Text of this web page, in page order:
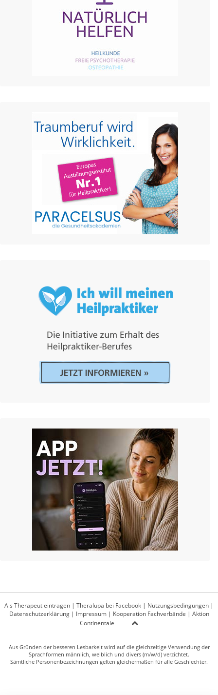
Als Therapeut eintragen | Theralupa bei Facebook | Nutzungsbedingungen |
Datenschutzerklärung| Impressum| Kooperation Fachverbände | Aktion
Continentale
Aus Gründen der besseren Lesbarkeit wird auf die gleichzeitige Verwendung der
Sprachformen männlich, weiblich und divers (m/w/d) verzichtet.
Sämtliche Personenbezeichnungen gelten gleichermaßen für alle Geschlechter.